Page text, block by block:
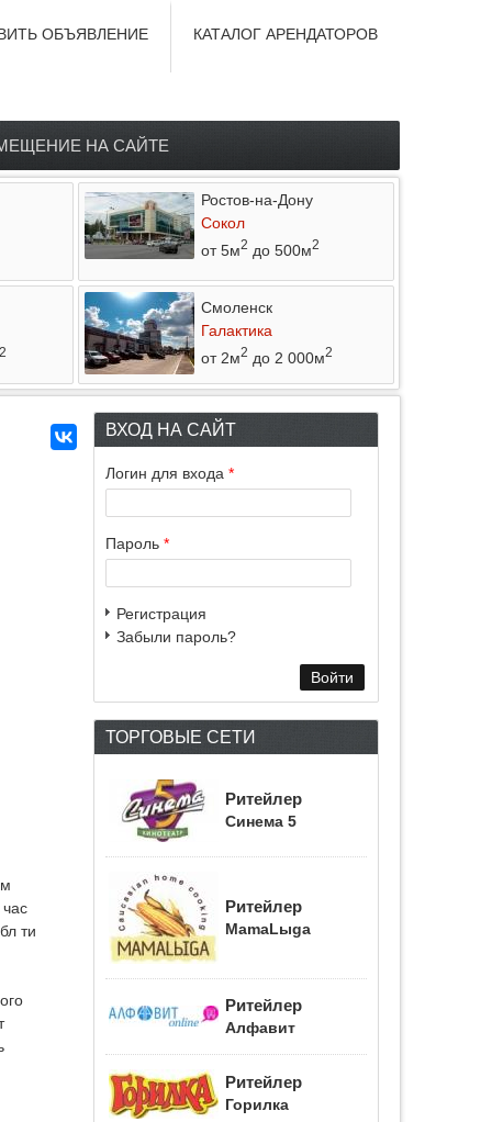
КАТАЛОГ АРЕНДАТОРОВ
ОБЪЯВЛЕНИЕ
НА САЙТЕ
Ростов-на-Дону
Сокол
от 5м2 до 500м2
2
Смоленск
Галактика
от 2м2 до 2 000м2
ти
ВХОД НА САЙТ
Логин для входа *
Пароль *
Регистрация
Забыли пароль?
ТОРГОВЫЕ СЕТИ
Ритейлер
Синема 5
Ритейлер
МаmaLыgа
Ритейлер
Алфавит
Ритейлер
Горилка